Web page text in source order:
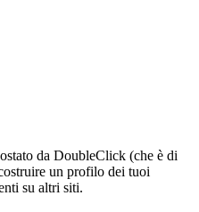
da DoubleClick (che è di
un profilo dei tuoi
su altri siti.